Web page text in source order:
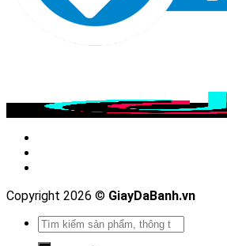
Copyright 2026 © GiayDaBanh.vn
Tìm
kiếm: